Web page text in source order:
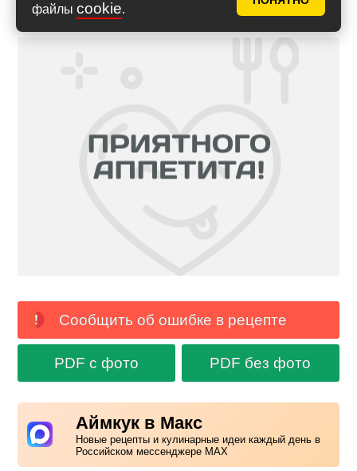
файлы cookie.
Сообщить об ошибке в рецепте
PDF с фото PDF без фото
Аймкук в Макс
Новые рецепты и кулинарные идеи каждый день в
Российском мессенджере MAX